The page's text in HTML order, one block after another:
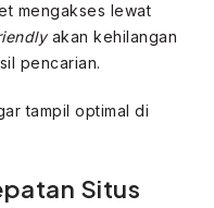
mengakses lewat
akan kehilangan
pencarian.
tampil optimal di
Situs